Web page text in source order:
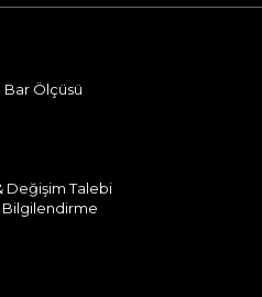
Bar Ölçüsü
Değişim Talebi
Bilgilendirme